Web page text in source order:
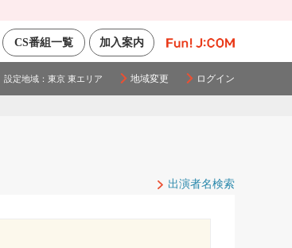
加入案内
CS番組一覧
設定地域： 東京 東エリア 地域変更 ログイン
出演者名検索